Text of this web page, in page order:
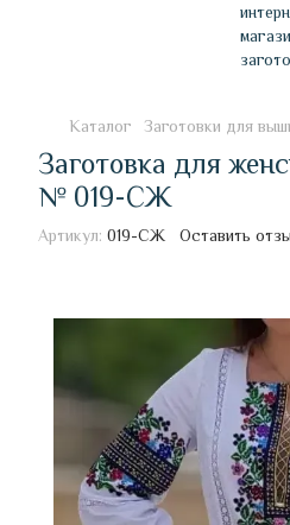
Каталог Заготовки для
Заготовка для
№ 019-СЖ
Артикул: 019-СЖ Оставить